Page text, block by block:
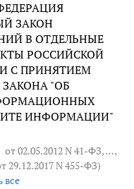
ЗАКОН
В ОТДЕЛЬНЫЕ
РОССИЙСКОЙ
С ПРИНЯТИЕМ
"ОБ
ИНФОРМАЦИИ"
от 02.05.2012 N 41-ФЗ, … ,
29.12.2017 N 455-ФЗ)
все